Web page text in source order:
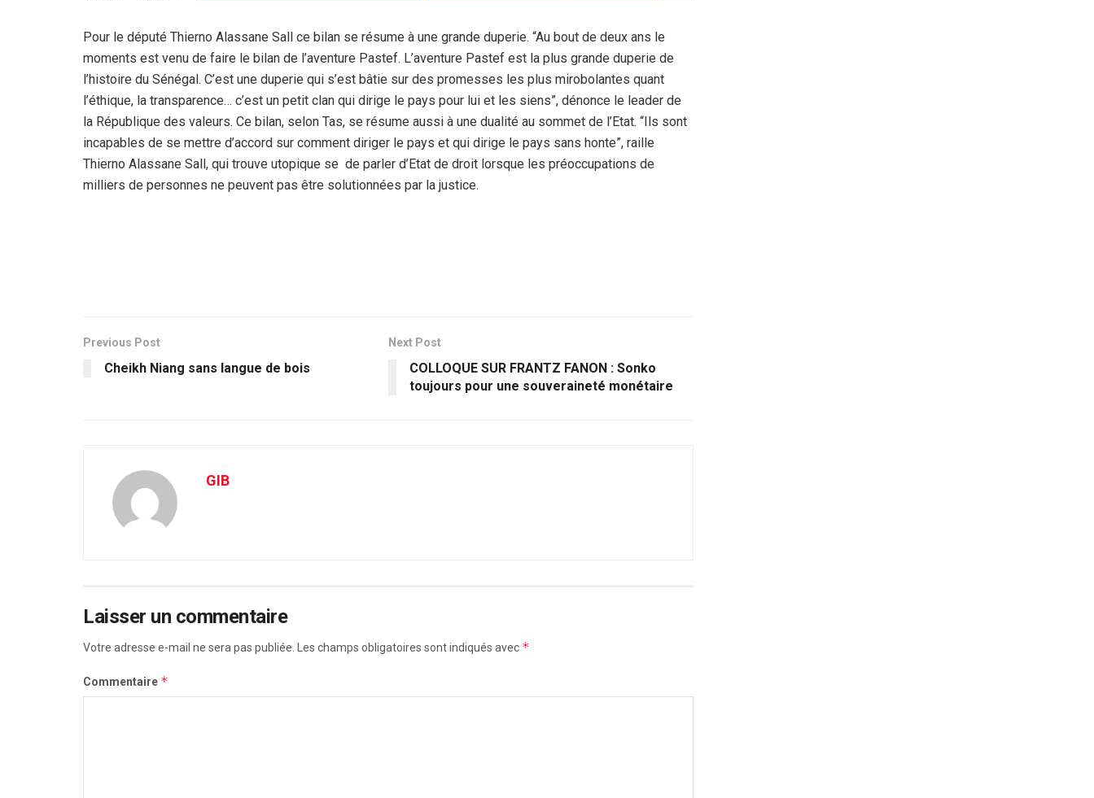
Pour le député Thierno Alassane Sall ce bilan se résume à une grande duperie. “Au bout de deux ans le
moments est venu de faire le bilan de l’aventure Pastef. L’aventure Pastef est la plus grande duperie de
l’histoire du Sénégal. C’est une duperie qui s’est bâtie sur des promesses les plus mirobolantes quant
l’éthique, la transparence… c’est un petit clan qui dirige le pays pour lui et les siens”, dénonce le leader de
la République des valeurs. Ce bilan, selon Tas, se résume aussi à une dualité au sommet de l’Etat. “Ils sont
incapables de se mettre d’accord sur comment diriger le pays et qui dirige le pays sans honte”, raille
Thierno Alassane Sall, qui trouve utopique se de parler d’Etat de droit lorsque les préoccupations de
milliers de personnes ne peuvent pas être solutionnées par la justice.
Previous Post
Cheikh Niang sans langue de bois
Next Post
COLLOQUE SUR FRANTZ FANON : Sonko
toujours pour une souveraineté monétaire
GIB
Laisser un commentaire
Votre adresse e-mail ne sera pas publiée. Les champs obligatoires sont indiqués avec *
Commentaire *